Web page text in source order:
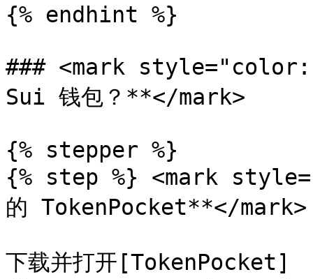
{% endhint %}
### <mark
Sui 钱包？**</mark>
{% stepper %}
{% step %} <mark
的 TokenPocket**</mark>
下载并打开[TokenPocket]